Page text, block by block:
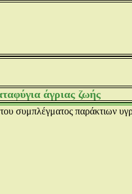
άγριας ζωής
συμπλέγματος παράκτιων